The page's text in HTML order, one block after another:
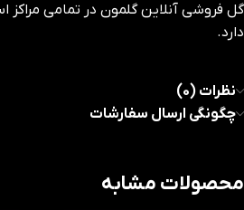
گل فروشی آنلاین گلمون در تمامی مراکز
دارد.
نظرات (0)
چگونگی ارسال سفارشات
محصولات مشابه